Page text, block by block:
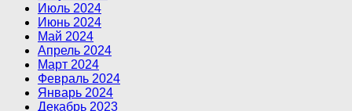
Июль 2024
Июнь 2024
Май 2024
Апрель 2024
Март 2024
Февраль 2024
Январь 2024
Декабрь 2023